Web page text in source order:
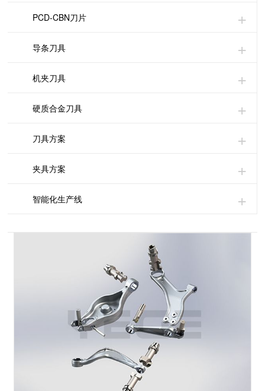
PCD-CBN刀片
导条刀具
机夹刀具
硬质合金刀具
刀具方案
夹具方案
智能化生产线